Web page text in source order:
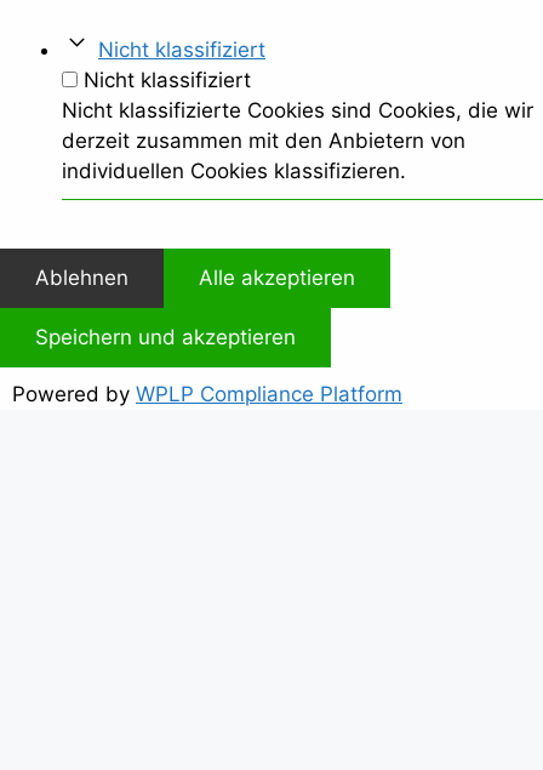
Nicht klassifiziert
Nicht klassifiziert
Nicht klassifizierte Cookies sind Cookies, die wir
derzeit zusammen mit den Anbietern von
individuellen Cookies klassifizieren.
Ablehnen Alle akzeptieren
Speichern und akzeptieren
Powered by WPLP Compliance Platform